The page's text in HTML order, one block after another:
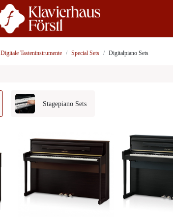
Digitale Tasteninstrumente Special Sets Digitalpiano Sets
Stagepiano Sets